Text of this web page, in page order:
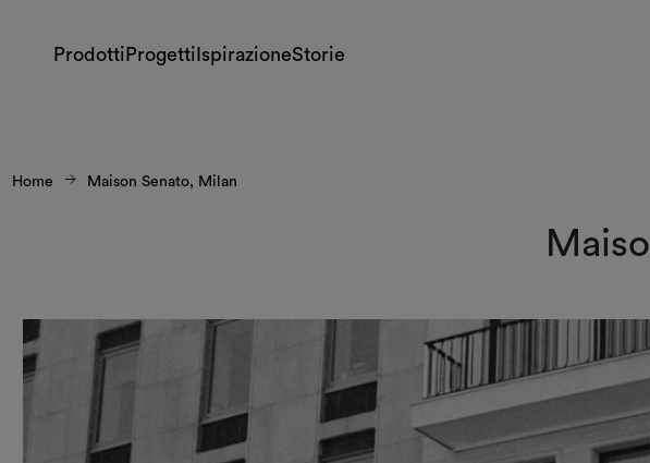
Prodotti Progetti IspirazioneStorie
Home Maison Senato, Milan